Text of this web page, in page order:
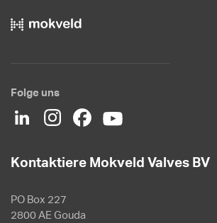
Folge uns
Kontaktiere Mokveld Valves BV
PO Box 227
2800 AE Gouda